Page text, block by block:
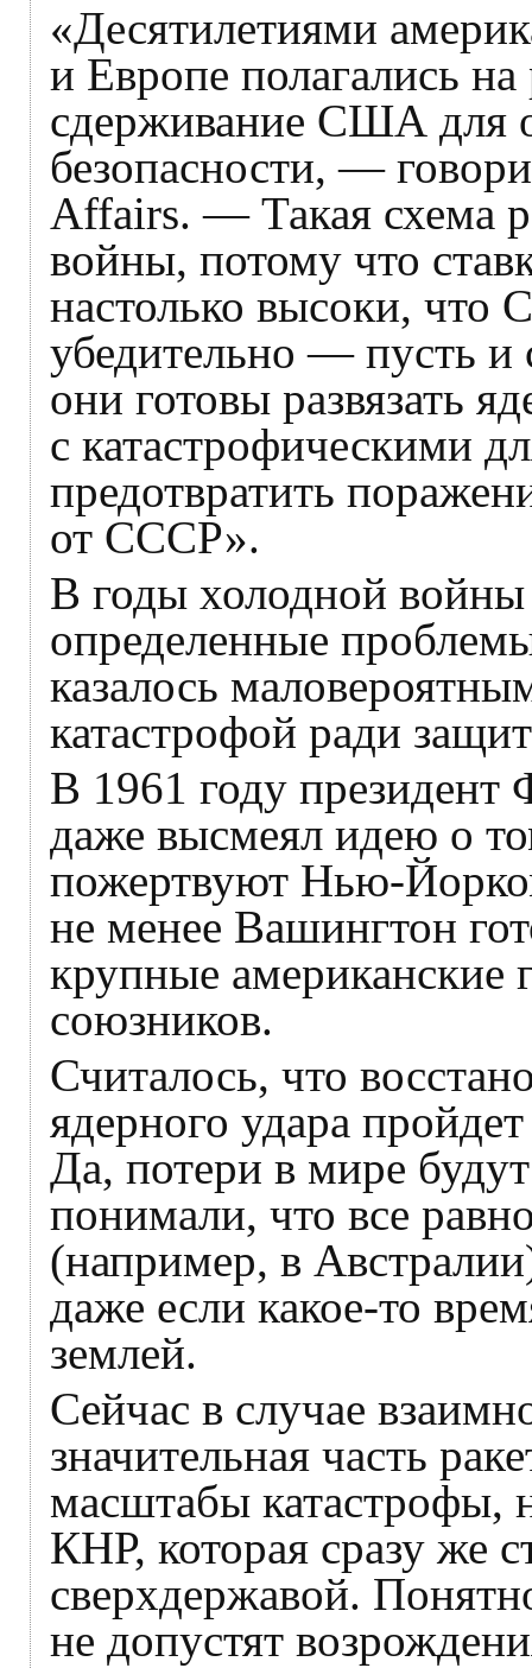
«Десятилетиями
и Европе полагались
сдерживание США для
безопасности, —
Affairs. — Такая схема
войны, потому что
настолько высоки,
убедительно — пусть и
они готовы развязать
с катастрофическими
предотвратить
от СССР».
В годы холодной войны
определенные
казалось
катастрофой ради
В 1961 году
даже высмеял идею о
пожертвуют Нью-
не менее Вашингтон
крупные американские
союзников.
Считалось, что
ядерного удара
Да, потери в мире
понимали, что все
(например, в
даже если какое-то
землей.
Сейчас в случае
значительная часть
масштабы катастрофы,
КНР, которая сразу же
сверхдержавой.
не допустят